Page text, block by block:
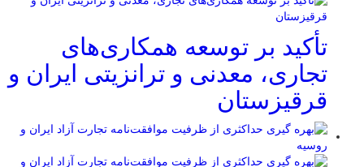
تأکید بر توسعه همکاری‌های
تجاری، معدنی و ترانزیتی ایران و
قرقیزستان